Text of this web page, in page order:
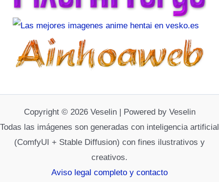
Copyright © 2026 Veselin | Powered by Veselin
Todas las imágenes son generadas con inteligencia artificial
(ComfyUI + Stable Diffusion) con fines ilustrativos y
creativos.
Aviso legal completo y contacto